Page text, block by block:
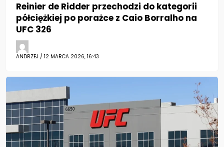
Reinier de Ridder przechodzi do kategorii
półciężkiej po porażce z Caio Borralho na
UFC 326
ANDRZEJ / 12 MARCA 2026, 16:43